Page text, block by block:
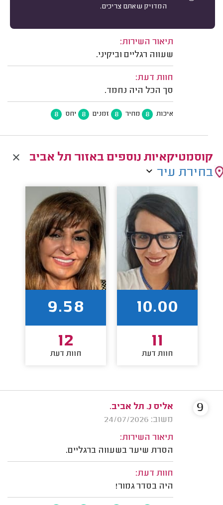
המדויק שאתם צריכים.
טלי גק, תל אביב.
תיאור השירות:
שעווה רגליים וביקיני.
חוות דעת:
סך הכל היה נחמד.
איכות 8 מחיר 8 זמנים 8 יחס 8
קוסמטיקאיות נוספים באזור תל אביב
בחירת עיר
10.00
11
חוות דעת
9.58
12
חוות דעת
אליס נ. תל אביב.
משוב: 24/07/2026
תיאור השירות:
הסרת שיער בשעווה ברגליים.
חוות דעת:
היה בסדר גמור!
9